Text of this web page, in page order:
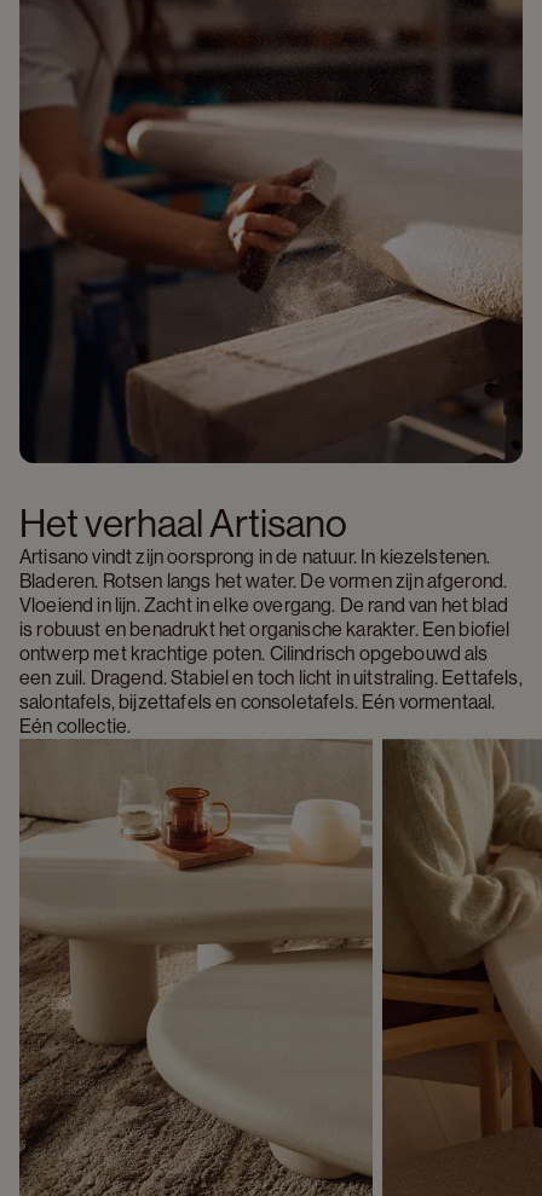
Het verhaal Artisano
Artisano vindt zijn oorsprong in de natuur. In kiezelstenen.
Bladeren. Rotsen langs het water. De vormen zijn afgerond.
Vloeiend in lijn. Zacht in elke overgang. De rand van het blad
is robuust en benadrukt het organische karakter. Een biofiel
ontwerp met krachtige poten. Cilindrisch opgebouwd als
een zuil. Dragend. Stabiel en toch licht in uitstraling. Eettafels,
salontafels, bijzettafels en consoletafels. Eén vormentaal.
Eén collectie.